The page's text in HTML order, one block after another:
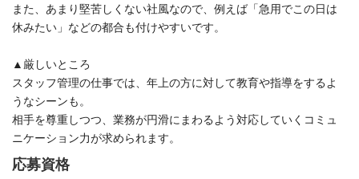
また、あまり堅苦しくない社風なので、例えば「急用でこの日は
休みたい」などの都合も付けやすいです。
▲厳しいところ
スタッフ管理の仕事では、年上の方に対して教育や指導をするよ
うなシーンも。
相手を尊重しつつ、業務が円滑にまわるよう対応していくコミュ
ニケーション力が求められます。
応募資格